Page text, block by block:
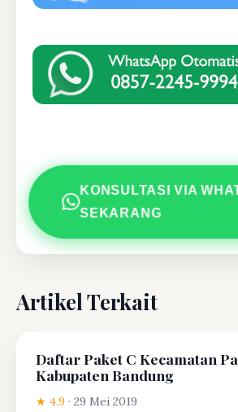
KONSULTASI VIA
SEKARANG
Artikel Terkait
Daftar Paket C Kecamatan
Kabupaten Bandung
★ 4.9 · 29 Mei 2019